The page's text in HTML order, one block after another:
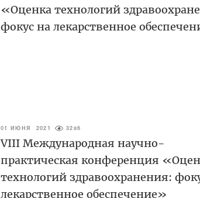
«Оценка технологий
фокус на лекарственное
01 ИЮНЯ 2021 3286
VIII Международная научно-
практическая конференция
технологий здравоохранения:
лекарственное обеспечение»